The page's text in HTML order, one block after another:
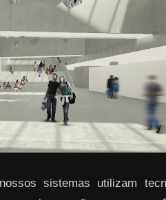
sistemas utilizam